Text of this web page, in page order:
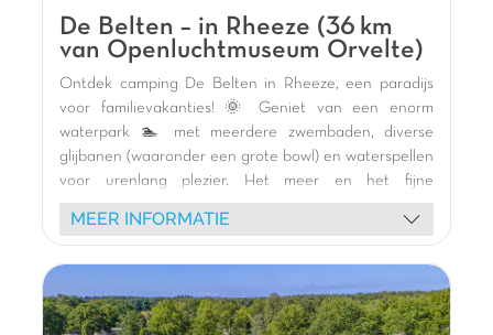
15 min van Ommen
Overdekt strand
De Belten – in Rheeze (36 km
van Openluchtmuseum Orvelte)
Ontdek camping De Belten in Rheeze, een paradijs
voor familievakanties! 🌞 Geniet van een enorm
waterpark 🏊 met meerdere zwembaden, diverse
glijbanen (waaronder een grote bowl) en waterspellen
voor urenlang plezier. Het meer en het fijne
zandstrand 🌿 nodigen uit tot zwemmen en
watersportactiviteiten. Verblijf in onze moderne
binnen- en buitenspeeltuinen 🎢, skelters en de
tokkelbaan. Geniet van feestelijke animatie 🥳, shows
MEER INFORMATIE